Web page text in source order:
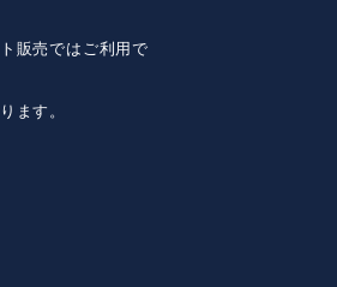
販売ではご利用で
ます。